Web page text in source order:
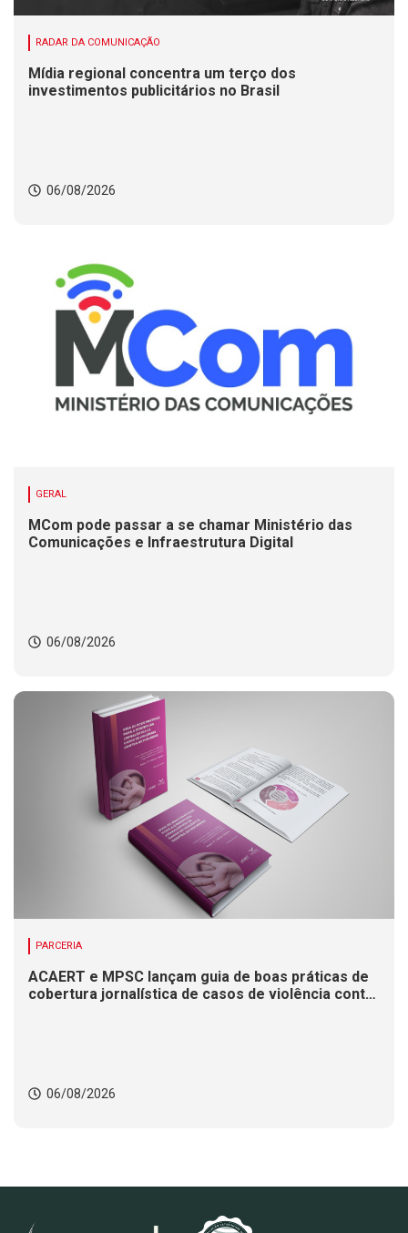
RADAR DA COMUNICAÇÃO
Mídia regional concentra um terço dos
investimentos publicitários no Brasil
06/08/2026
GERAL
MCom pode passar a se chamar Ministério das
Comunicações e Infraestrutura Digital
06/08/2026
PARCERIA
ACAERT e MPSC lançam guia de boas práticas de
cobertura jornalística de casos de violência contra
06/08/2026